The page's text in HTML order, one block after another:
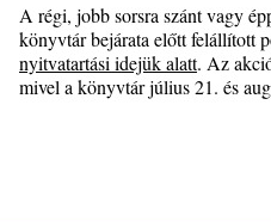
A régi, jobb sorsra szánt vagy
könyvtár bejárata előtt felállított
nyitvatartási idejük alatt. Az
mivel a könyvtár július 21. és